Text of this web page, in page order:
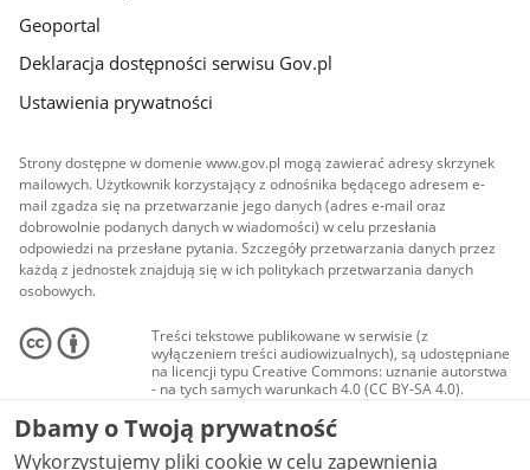
Geoportal
Deklaracja dostępności serwisu Gov.pl
Ustawienia prywatności
Strony dostępne w domenie www.gov.pl mogą zawierać adresy skrzynek
mailowych. Użytkownik korzystający z odnośnika będącego adresem e-
mail zgadza się na przetwarzanie jego danych (adres e-mail oraz
dobrowolnie podanych danych w wiadomości) w celu przesłania
odpowiedzi na przesłane pytania. Szczegóły przetwarzania danych przez
każdą z jednostek znajdują się w ich politykach przetwarzania danych
osobowych.
Treści tekstowe publikowane w serwisie (z
wyłączeniem treści audiowizualnych), są udostępniane
na licencji typu Creative Commons: uznanie autorstwa
- na tych samych warunkach 4.0 (CC BY-SA 4.0).
Materiały audiowizualne, w tym zdjęcia, materiały
audio i wideo, są udostępniane na licencji typu
Creative Commons: uznanie autorstwa użycie
niekomercyjne - bez utworów zależnych 4.0 (CC BY-
Dbamy o Twoją prywatność
Wykorzystujemy pliki cookie w celu zapewnienia